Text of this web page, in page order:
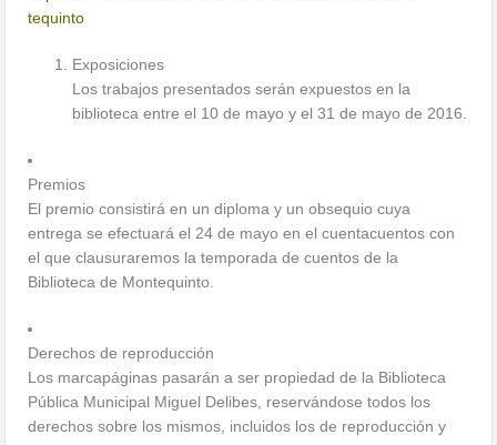
tequinto
Exposiciones
Los trabajos presentados serán expuestos en la
biblioteca entre el 10 de mayo y el 31 de mayo de 2016.
Premios
El premio consistirá en un diploma y un obsequio cuya
entrega se efectuará el 24 de mayo en el cuentacuentos con
el que clausuraremos la temporada de cuentos de la
Biblioteca de Montequinto.
Derechos de reproducción
Los marcapáginas pasarán a ser propiedad de la Biblioteca
Pública Municipal Miguel Delibes, reservándose todos los
derechos sobre los mismos, incluidos los de reproducción y